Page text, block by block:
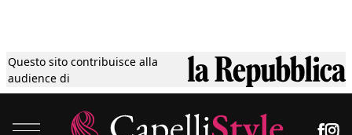
Questo sito contribuisce alla
audience di
Tagli
Colori